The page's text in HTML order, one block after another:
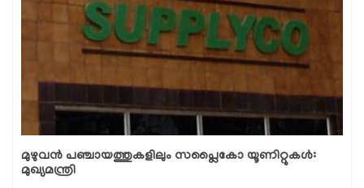
മുഴുവന്‍ പഞ്ചായത്തുകളിലും സപ്ലൈകോ യൂണിറ്റുകള്‍:
മുഖ്യമന്ത്രി